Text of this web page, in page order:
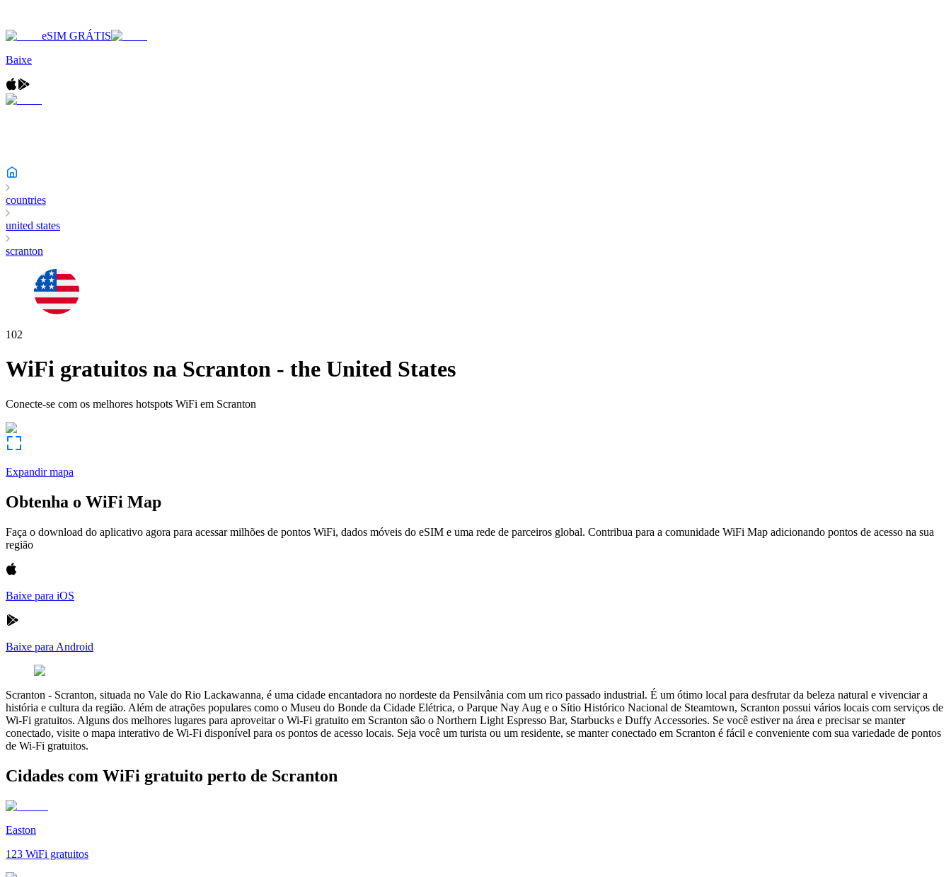
eSIM GRÁTIS
Baixe
countries
united states
scranton
102
WiFi gratuitos na Scranton - the United States
Conecte-se com os melhores hotspots WiFi em Scranton
Expandir mapa
Obtenha o WiFi Map
Faça o download do aplicativo agora para acessar milhões de pontos WiFi, dados móveis do eSIM e uma rede de parceiros global. Contribua para a comunidade WiFi Map adicionando pontos de acesso na sua
região
Baixe para iOS
Baixe para Android
Scranton - Scranton, situada no Vale do Rio Lackawanna, é uma cidade encantadora no nordeste da Pensilvânia com um rico passado industrial. É um ótimo local para desfrutar da beleza natural e vivenciar a
história e cultura da região. Além de atrações populares como o Museu do Bonde da Cidade Elétrica, o Parque Nay Aug e o Sítio Histórico Nacional de Steamtown, Scranton possui vários locais com serviços de
Wi-Fi gratuitos. Alguns dos melhores lugares para aproveitar o Wi-Fi gratuito em Scranton são o Northern Light Espresso Bar, Starbucks e Duffy Accessories. Se você estiver na área e precisar se manter
conectado, visite o mapa interativo de Wi-Fi disponível para os pontos de acesso locais. Seja você um turista ou um residente, se manter conectado em Scranton é fácil e conveniente com sua variedade de pontos
de Wi-Fi gratuitos.
Cidades com WiFi gratuito perto de Scranton
Easton
123 WiFi gratuitos